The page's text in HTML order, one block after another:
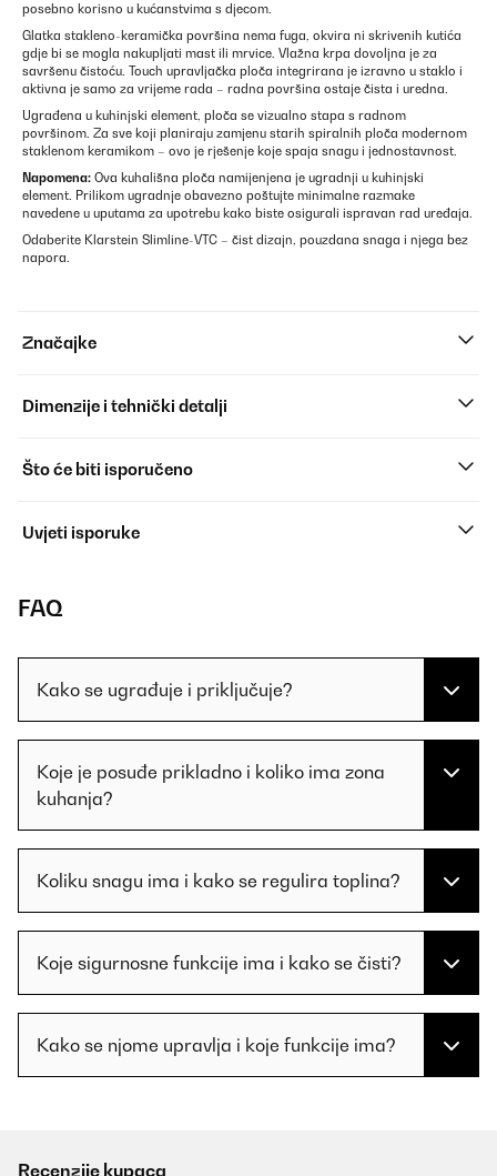
posebno korisno u kućanstvima s djecom.
Glatka stakleno-keramička površina nema fuga, okvira ni skrivenih kutića
gdje bi se mogla nakupljati mast ili mrvice. Vlažna krpa dovoljna je za
savršenu čistoću. Touch upravljačka ploča integrirana je izravno u staklo i
aktivna je samo za vrijeme rada – radna površina ostaje čista i uredna.
Ugrađena u kuhinjski element, ploča se vizualno stapa s radnom
površinom. Za sve koji planiraju zamjenu starih spiralnih ploča modernom
staklenom keramikom – ovo je rješenje koje spaja snagu i jednostavnost.
Napomena: Ova kuhališna ploča namijenjena je ugradnji u kuhinjski
element. Prilikom ugradnje obavezno poštujte minimalne razmake
navedene u uputama za upotrebu kako biste osigurali ispravan rad uređaja.
Odaberite Klarstein Slimline-VTC – čist dizajn, pouzdana snaga i njega bez
napora.
Značajke
Dimenzije i tehnički detalji
Što će biti isporučeno
Uvjeti isporuke
FAQ
Kako se ugrađuje i priključuje?
Koje je posuđe prikladno i koliko ima zona
kuhanja?
Koliku snagu ima i kako se regulira toplina?
Koje sigurnosne funkcije ima i kako se čisti?
Kako se njome upravlja i koje funkcije ima?
Recenzije kupaca